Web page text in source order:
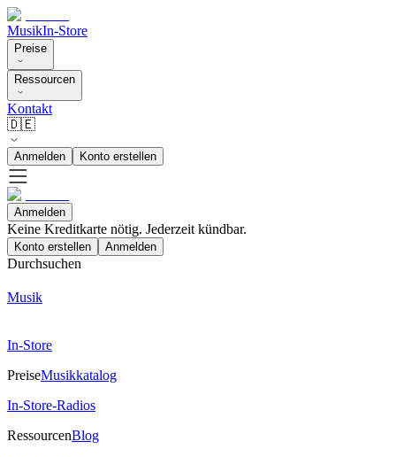
MusikIn-Store
Preise
Ressourcen
Kontakt
🇩🇪
Anmelden Konto erstellen
Anmelden
Keine Kreditkarte nötig. Jederzeit kündbar.
Konto erstellen Anmelden
Durchsuchen
Musik
In-Store
PreiseMusikkatalog
In-Store-Radios
RessourcenBlog